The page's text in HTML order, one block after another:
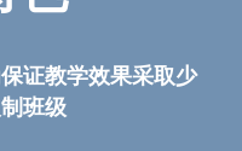
证教学效果采取少
班级